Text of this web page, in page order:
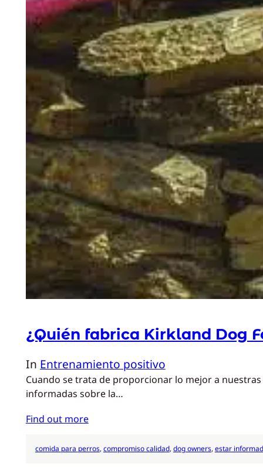
¿Quién fabrica Kirkland Dog
In Entrenamiento positivo
Cuando se trata de proporcionar lo mejor a
informadas sobre la…
Find out more
comida para perros, compromiso calidad, dog owners, estar